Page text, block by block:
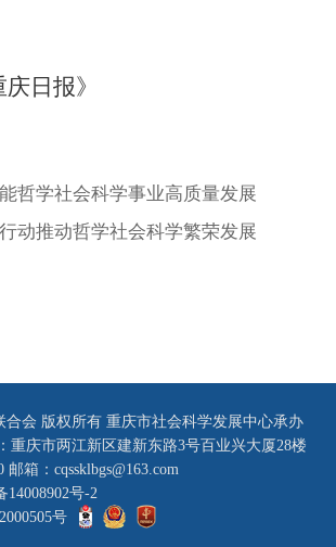
日报》
哲学社会科学事业高质量发展
动推动哲学社会科学繁荣发展
合会 版权所有 重庆市社会科学发展中心承办
重庆市两江新区建新东路3号百业兴大厦28楼
邮箱：cqssklbgs@163.com
14008902号-2
号